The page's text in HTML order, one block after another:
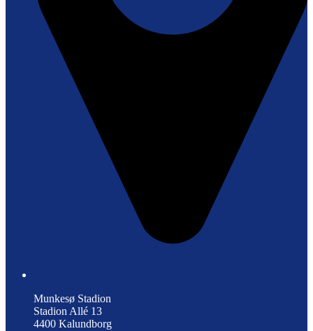
Munkesø Stadion
Stadion Allé 13
4400 Kalundborg